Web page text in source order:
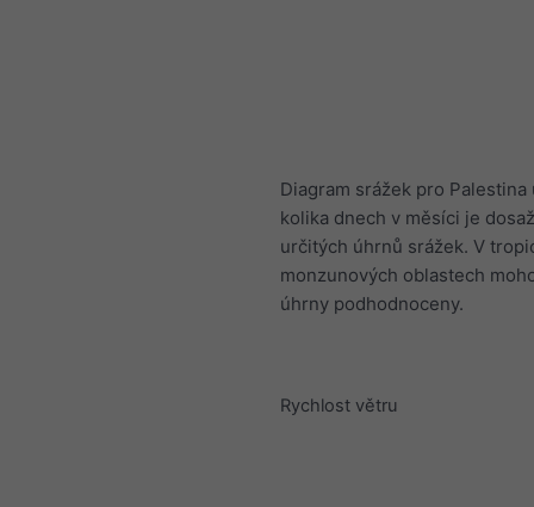
Diagram srážek pro Palestina
kolika dnech v měsíci je
určitých úhrnů srážek. V
monzunových oblastech
úhrny podhodnoceny.
Rychlost větru